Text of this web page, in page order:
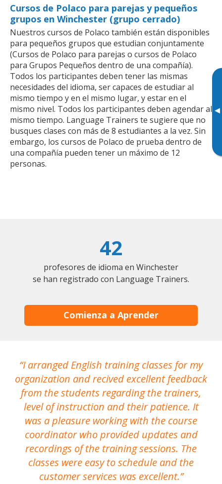
▸
Cursos de Polaco para parejas y pequeños
grupos en Winchester (grupo cerrado)
Nuestros cursos de Polaco también están disponibles
para pequeños grupos que estudian conjuntamente
(Cursos de Polaco para parejas o cursos de Polaco
para Grupos Pequeños dentro de una compañía).
Todos los participantes deben tener las mismas
necesidades del idioma, ser capaces de estudiar al
mismo tiempo y en el mismo lugar, y estar en el
mismo nivel. Todos los participantes deben agendar al
mismo tiempo. Language Trainers te sugiere que no
busques clases con más de 8 estudiantes a la vez. Sin
embargo, los cursos de Polaco de prueba dentro de
una compañía pueden tener un máximo de 12
personas.
42
profesores de idioma en Winchester
se han registrado con Language Trainers.
Comienza a Aprender
I arranged English training classes for my
organization and recived excellent feedback
from the students regarding the trainers,
level of instruction and their patience. It
was a pleasure working with the course
coordinator who provided updates and
recordings of the training sessions. The
classes were easy to schedule and the
customer services was excellent.